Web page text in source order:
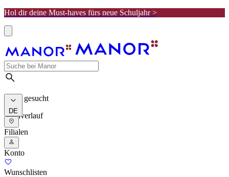
Hol dir deine Must-haves fürs neue Schuljahr >
Meist gesucht
Suchverlauf
DE
Filialen
Konto
Wunschlisten